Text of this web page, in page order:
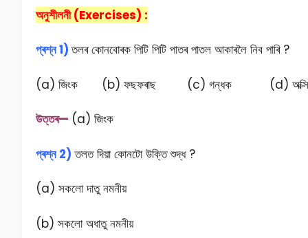
অনুশীলনী (Exercises) :
প্ৰশ্ন 1)তলৰ কোনবোৰক পিটি পিটি পাতৰ পাতল আকাৰলৈ নিব পাৰি ?
(a) জিংক (b) ফছফৰাছ (c) গন্ধক (d)
উত্তৰ— (a) জিংক
প্ৰশ্ন 2) তলত দিয়া কোনটো উক্তি শুদ্ধ ?
(a) সকলো দাতু নমনীয়
(b) সকলো অধাতু নমনীয়